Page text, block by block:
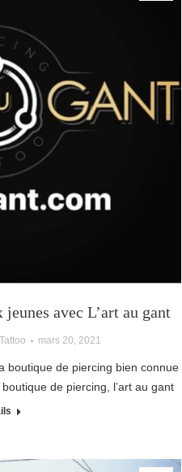
avec L’art au gant
mars 20, 2021
boutique de piercing bien connue
de piercing, l’art au gant